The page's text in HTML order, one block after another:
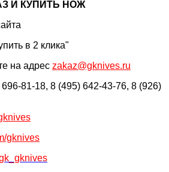
И КУПИТЬ НОЖ
в 2 клика"
на адрес zakaz@gknives.ru
81-18, 8 (495) 642-43-76, 8 (926)
gknives